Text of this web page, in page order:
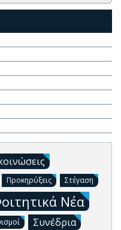
Προκηρύξεις Στέγαση
Νέα
Συνέδρια